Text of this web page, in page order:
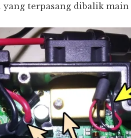
yang terpasang dibalik main